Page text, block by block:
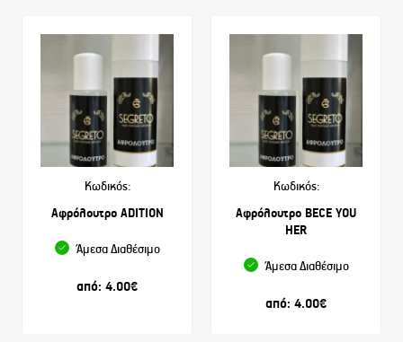
Κωδικός:
Αφρόλουτρο ADITION
Άμεσα Διαθέσιμο
από: 4.00€
Κωδικός:
Αφρόλουτρο BECE YOU
HER
Άμεσα Διαθέσιμο
από: 4.00€